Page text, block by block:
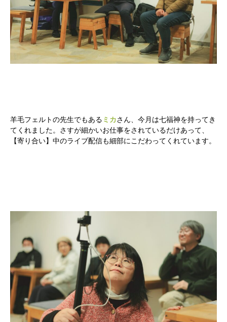
羊毛フェルトの先生でもある ミカさん、今月は七福神を持ってき
てくれました。さすが細かいお仕事をされているだけあって、
【寄り合い】中のライブ配信も細部にこだわってくれています。